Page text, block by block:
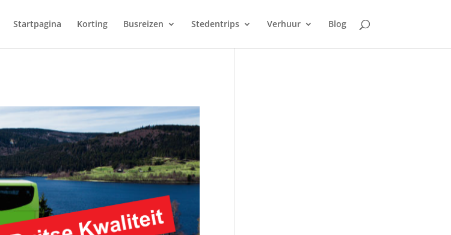
Startpagina Korting Busreizen Stedentrips Verhuur Blog